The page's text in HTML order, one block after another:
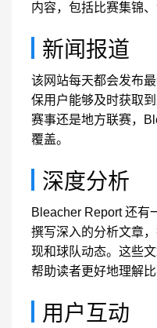
内容，包括比赛集锦
新闻报道
该网站每天都会发布
保用户能够及时获取
赛事还是地方联赛，
覆盖。
深度分析
Bleacher Report 还有
撰写深入的分析文章
现和球队动态。这些
帮助读者更好地理解比
用户互动